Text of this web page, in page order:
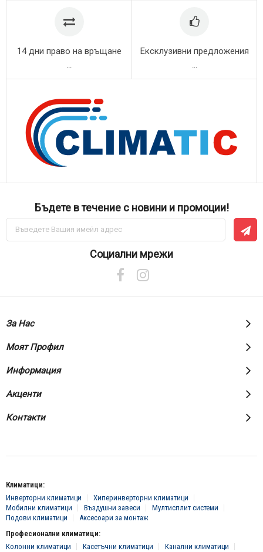
14 дни право на връщане Ексклузивни предложения
Бъдете в течение с новини и промоции!
Абонирай
за
Социални мрежи
За Нас
Моят Профил
Информация
Акценти
Контакти
Климатици:
Инверторни климатици
Хиперинверторни климатици
Мобилни климатици
Въздушни завеси
Мултисплит системи
Подови климатици
Аксесоари за монтаж
Професионални климатици:
Колонни климатици
Касетъчни климатици Канални климатици